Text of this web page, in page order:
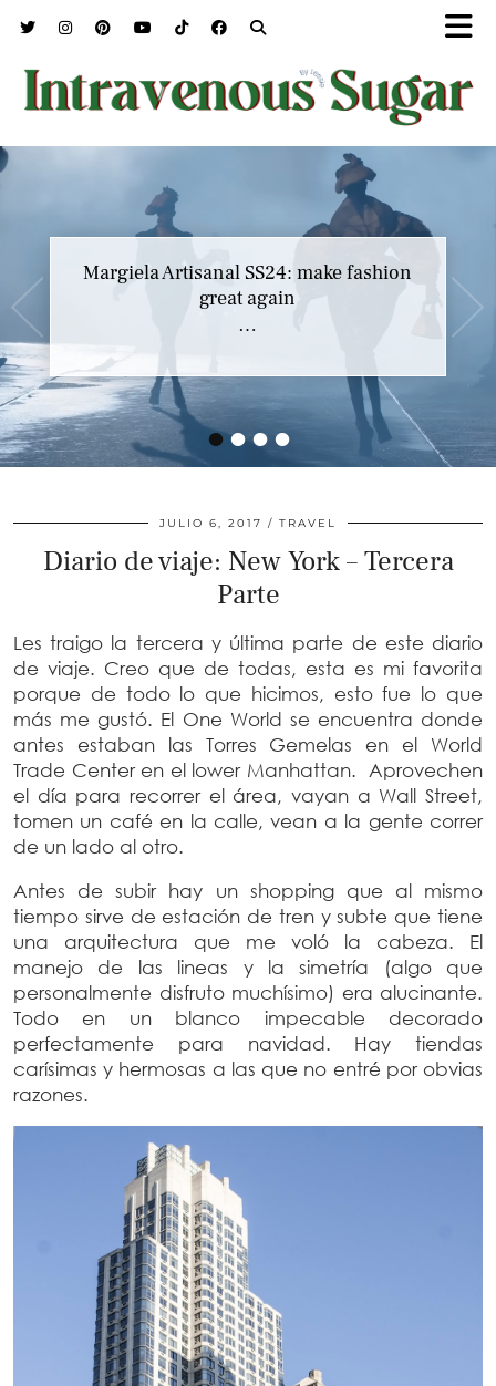
••••
Margiela Artisanal SS24: make fashion
great again
…
Marc Jacobs SS23 y el buscar confort en
nuestros héroes
…
JULIO 6, 2017 TRAVEL
Diario de viaje: New York – Tercera
Parte
Les traigo la tercera y última parte de este diario
de viaje. Creo que de todas, esta es mi favorita
porque de todo lo que hicimos, esto fue lo que
más me gustó. El One World se encuentra donde
antes estaban las Torres Gemelas en el World
Trade Center en el lower Manhattan. Aprovechen
el día para recorrer el área, vayan a Wall Street,
tomen un café en la calle, vean a la gente correr
de un lado al otro.
Antes de subir hay un shopping que al mismo
tiempo sirve de estación de tren y subte que tiene
una arquitectura que me voló la cabeza. El
manejo de las lineas y la simetría (algo que
personalmente disfruto muchísimo) era alucinante.
Todo en un blanco impecable decorado
perfectamente para navidad. Hay tiendas
carísimas y hermosas a las que no entré por obvias
razones.